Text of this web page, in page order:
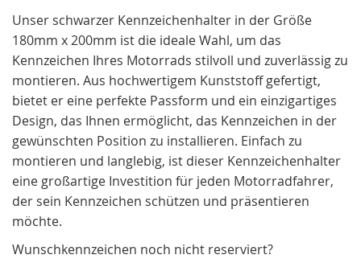
springen
Unser schwarzer Kennzeichenhalter in der Größe
180mm x 200mm ist die ideale Wahl, um das
Kennzeichen Ihres Motorrads stilvoll und zuverlässig zu
montieren. Aus hochwertigem Kunststoff gefertigt,
bietet er eine perfekte Passform und ein einzigartiges
Design, das Ihnen ermöglicht, das Kennzeichen in der
gewünschten Position zu installieren. Einfach zu
montieren und langlebig, ist dieser Kennzeichenhalter
eine großartige Investition für jeden Motorradfahrer,
der sein Kennzeichen schützen und präsentieren
möchte.
Wunschkennzeichen noch nicht reserviert?